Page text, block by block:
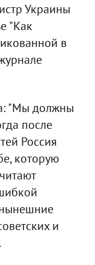
Украины
"Как
в
"Мы должны
после
Россия
которую
нынешние
и